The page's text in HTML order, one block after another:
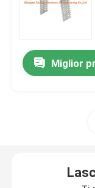
copertura
Covata
Miglior